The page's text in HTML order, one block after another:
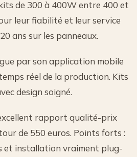
de 300 à 400W entre 400 et
leur fiabilité et leur service
ans sur les panneaux.
par son application mobile
réel de la production. Kits
design soigné.
rapport qualité-prix
de 550 euros. Points forts :
et installation vraiment plug-